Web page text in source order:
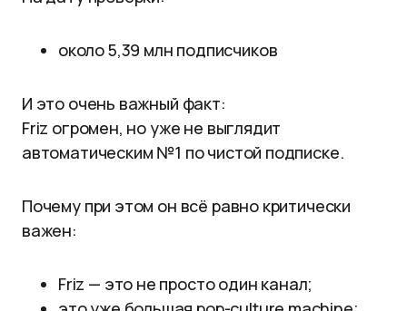
около 5,39 млн подписчиков
И это очень важный факт:
Friz огромен, но уже не выглядит
автоматическим №1 по чистой подписке.
Почему при этом он всё равно критически
важен:
Friz — это не просто один канал;